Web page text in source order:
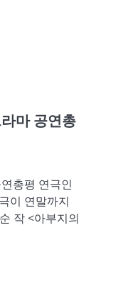
마 공연총
총평 연극인
이 연말까지
작 <아부지의